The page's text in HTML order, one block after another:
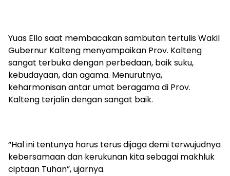
Yuas Ello saat membacakan sambutan tertulis Wakil
Gubernur Kalteng menyampaikan Prov. Kalteng
sangat terbuka dengan perbedaan, baik suku,
kebudayaan, dan agama. Menurutnya,
keharmonisan antar umat beragama di Prov.
Kalteng terjalin dengan sangat baik.
“Hal ini tentunya harus terus dijaga demi terwujudnya
kebersamaan dan kerukunan kita sebagai makhluk
ciptaan Tuhan”, ujarnya.